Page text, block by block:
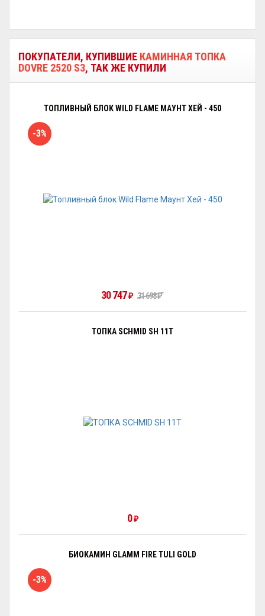
ПОКУПАТЕЛИ, КУПИВШИЕ КАМИННАЯ ТОПКА
DOVRE 2520 S3, ТАК ЖЕ КУПИЛИ
ТОПЛИВНЫЙ БЛОК WILD FLAME МАУНТ ХЕЙ - 450
-3%
30 747₽ 31 698₽
ТОПКА SCHMID SH 11T
0₽
БИОКАМИН GLAMM FIRE TULI GOLD
-3%